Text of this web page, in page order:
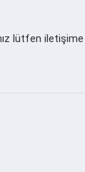
lütfen iletişime